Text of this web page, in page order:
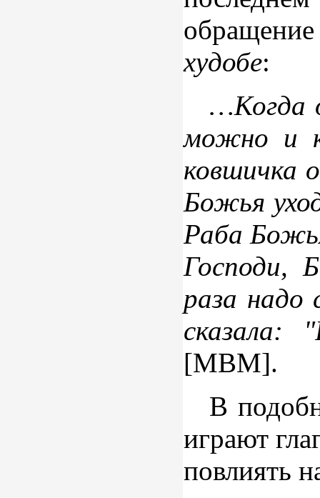
худобе:
…Когда
можно и
ковшичка
Божья
Раба
Господи,
раза
сказала:
[МВМ].
В
играют
повлиять